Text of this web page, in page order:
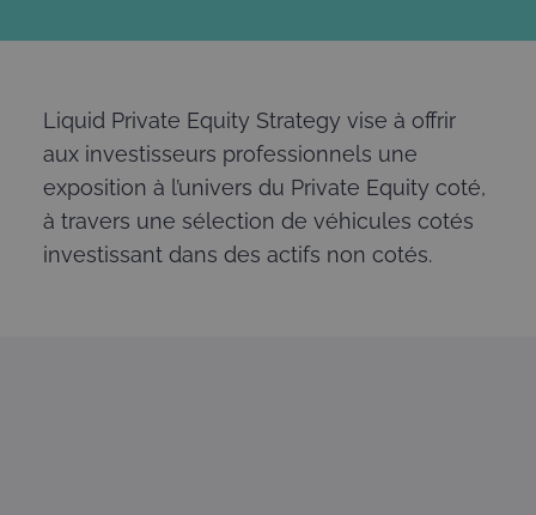
Liquid Private Equity Strategy vise à offrir
aux investisseurs professionnels une
exposition à l’univers du Private Equity coté,
à travers une sélection de véhicules cotés
investissant dans des actifs non cotés.